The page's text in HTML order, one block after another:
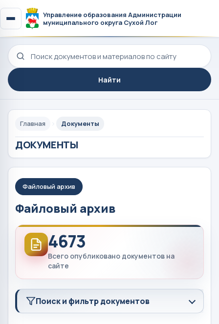
Управление образования Администрации
муниципального округа Сухой Лог
Поиск по сайту
Найти
Главная Документы
ДОКУМЕНТЫ
Файловый архив
Файловый архив
4673
Всего опубликовано документов на
сайте
Поиск и фильтр документов